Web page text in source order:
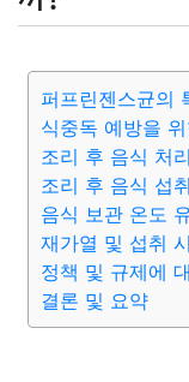
요리 상품리뷰
대출 자동차 취미
종교 사회 정치
부동산 외국어
퍼프린젠스균의
식중독 예방을
조리 후 음식 처
조리 후 음식 섭
음식 보관 온도
재가열 및 섭취
정책 및 규제에
결론 및 요약